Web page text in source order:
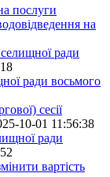
послуги
на
ради
ради восьмого
сесії
10-01 11:56:38
ради
вартість